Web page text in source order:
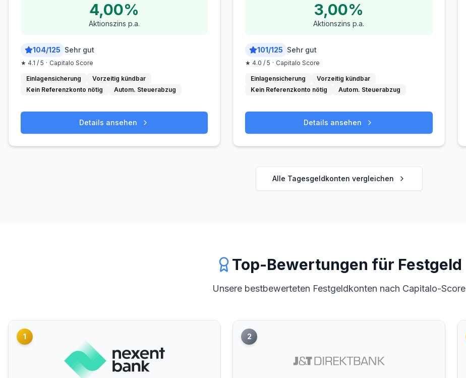
4,00%
Aktionszins p.a.
104/125 Sehr gut
★ 4.1 / 5 · Capitalo Score
Einlagensicherung
Vorzeitig kündbar
Kein Referenzkonto nötig
Autom. Steuerabzug
Details ansehen
3,00%
Aktionszins p.a.
101/125 Sehr gut
★4.0 / 5 · Capitalo Score
Einlagensicherung
Vorzeitig kündbar
Kein Referenzkonto nötig
Autom. Steuerabzug
Details ansehen
Alle Tagesgeldkonten vergleichen
Top-Bewertungen für Festgeld
Unsere bestbewerteten Festgeldkonten nach Capitalo-Score
1 2